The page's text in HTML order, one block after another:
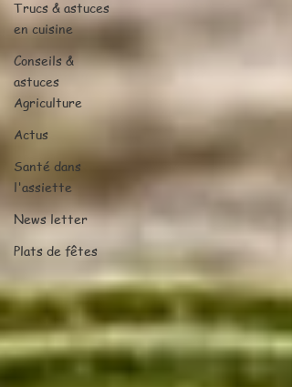
Trucs & astuces
en cuisine
Conseils &
astuces
Agriculture
Actus
Santé dans
l'assiette
News letter
Plats de fêtes